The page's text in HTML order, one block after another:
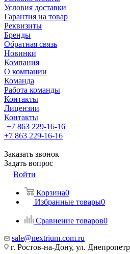
Условия доставки
Гарантия на товар
Реквизиты
Бренды
Обратная связь
Новинки
Компания
О компании
Команда
Работа команды
Контакты
Лицензии
Контакты
+7 863 229-16-16
+7 863 229-16-16
Заказать звонок
Задать вопрос
Войти
Корзина0
Избранные товары0
Сравнение товаров0
sale@nextrium.com.ru
г. Ростов-на-Дону, ул.